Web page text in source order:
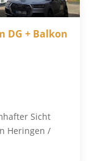
DG + Balkon
Sicht
Heringen /